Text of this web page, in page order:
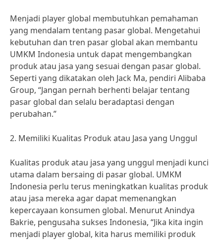
Menjadi player global membutuhkan pemahaman
yang mendalam tentang pasar global. Mengetahui
kebutuhan dan tren pasar global akan membantu
UMKM Indonesia untuk dapat mengembangkan
produk atau jasa yang sesuai dengan pasar global.
Seperti yang dikatakan oleh Jack Ma, pendiri Alibaba
Group, “Jangan pernah berhenti belajar tentang
pasar global dan selalu beradaptasi dengan
perubahan.”
2. Memiliki Kualitas Produk atau Jasa yang Unggul
Kualitas produk atau jasa yang unggul menjadi kunci
utama dalam bersaing di pasar global. UMKM
Indonesia perlu terus meningkatkan kualitas produk
atau jasa mereka agar dapat memenangkan
kepercayaan konsumen global. Menurut Anindya
Bakrie, pengusaha sukses Indonesia, “Jika kita ingin
menjadi player global, kita harus memiliki produk